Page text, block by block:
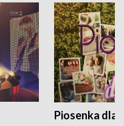
Piosenka dla